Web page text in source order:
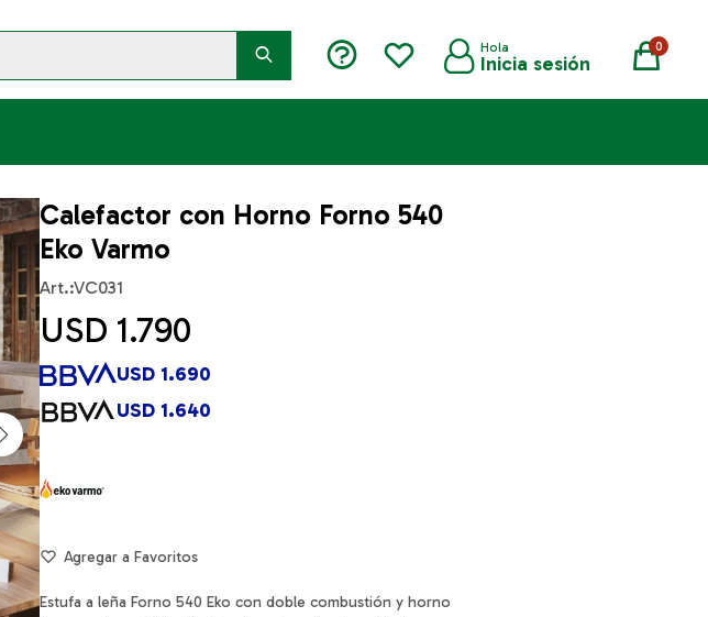
0
Calefactor con Horno Forno 540
Eko Varmo
VC031
USD 1.790
USD 1.640
USD 1.690
Estufa a leña Forno 540 Eko con doble combustión y horno